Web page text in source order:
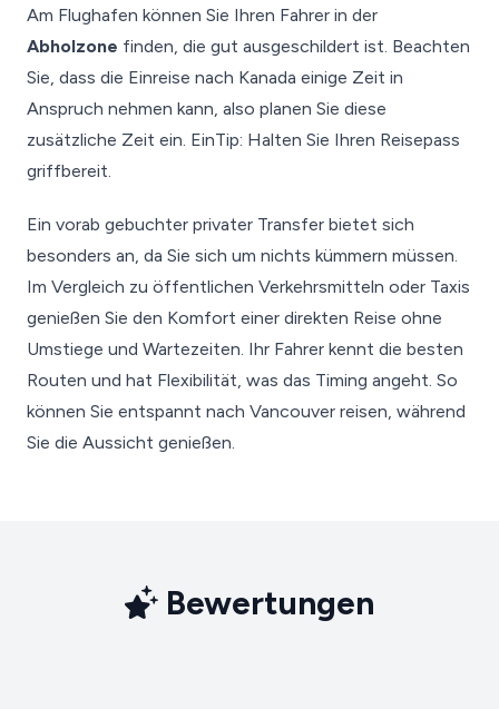
Am Flughafen können Sie Ihren Fahrer in der
Abholzone finden, die gut ausgeschildert ist. Beachten
Sie, dass die Einreise nach Kanada einige Zeit in
Anspruch nehmen kann, also planen Sie diese
zusätzliche Zeit ein. EinTip: Halten Sie Ihren Reisepass
griffbereit.
Ein vorab gebuchter privater Transfer bietet sich
besonders an, da Sie sich um nichts kümmern müssen.
Im Vergleich zu öffentlichen Verkehrsmitteln oder Taxis
genießen Sie den Komfort einer direkten Reise ohne
Umstiege und Wartezeiten. Ihr Fahrer kennt die besten
Routen und hat Flexibilität, was das Timing angeht. So
können Sie entspannt nach Vancouver reisen, während
Sie die Aussicht genießen.
Bewertungen